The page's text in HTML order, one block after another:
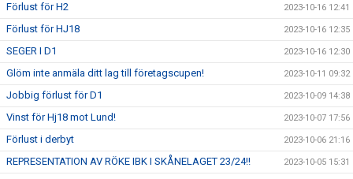
Förlust för H2 2023-10-16 12:41
Förlust för HJ18 2023-10-16 12:35
SEGER I D1 2023-10-16 12:30
Glöm inte anmäla ditt lag till företagscupen! 2023-10-11 09:32
Jobbig förlust för D1 2023-10-09 14:38
Vinst för Hj18 mot Lund! 2023-10-07 17:56
Förlust i derbyt 2023-10-06 21:16
REPRESENTATION AV RÖKE IBK I SKÅNELAGET 23/24!! 2023-10-05 15:31